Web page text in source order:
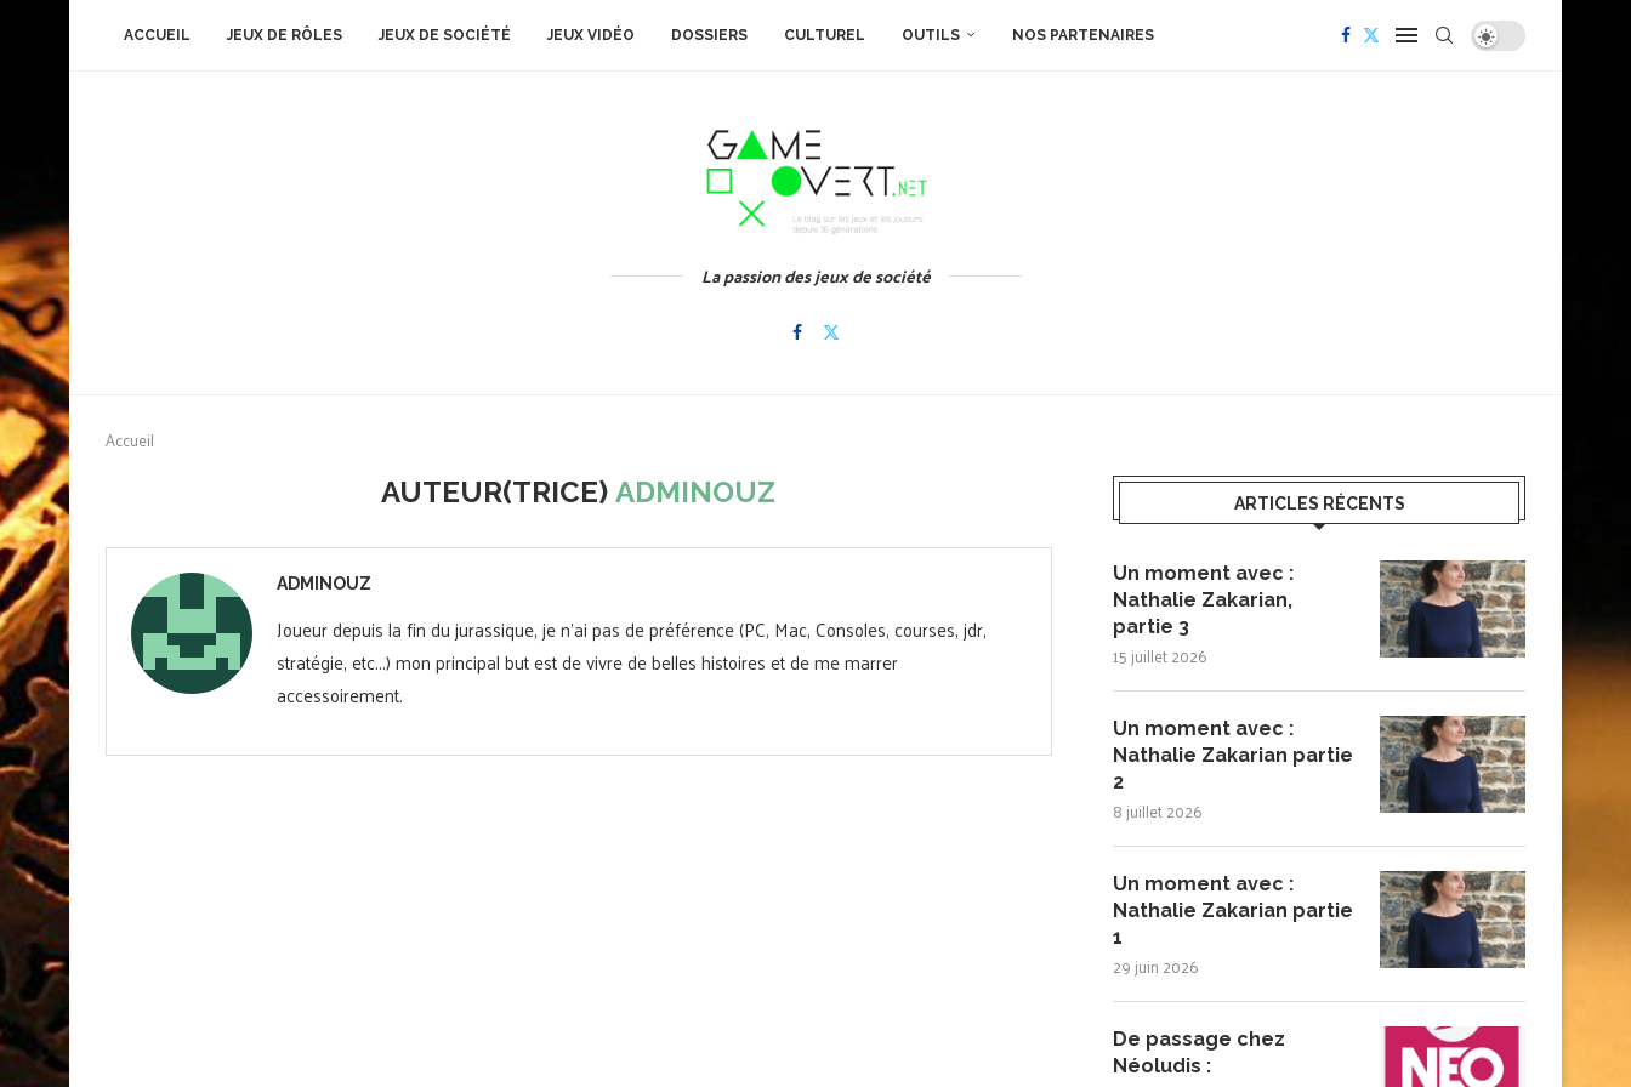
ACCUEIL JEUX DE RÔLES JEUX DE SOCIÉTÉ JEUX VIDÉO DOSSIERS CULTUREL OUTILS NOS PARTENAIRES
La passion des jeux de société
Accueil
AUTEUR(TRICE)ADMINOUZ
ADMINOUZ
Joueur depuis la fin du jurassique, je n'ai pas de préférence (PC, Mac, Consoles, courses, jdr,
stratégie, etc...) mon principal but est de vivre de belles histoires et de me marrer
accessoirement.
ARTICLES RÉCENTS
Un moment avec :
Nathalie Zakarian,
partie 3
15 juillet 2026
Un moment avec :
Nathalie Zakarian partie
2
8 juillet 2026
Un moment avec :
Nathalie Zakarian partie
1
29 juin 2026
De passage chez
Néoludis :